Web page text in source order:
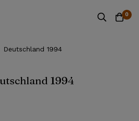
0
Deutschland 1994
1994